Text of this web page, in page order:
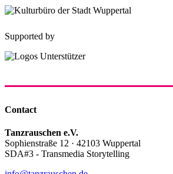
Supported by
Contact
Tanzrauschen e.V.
Sophienstraße 12 · 42103 Wuppertal
SDA#3 - Transmedia Storytelling